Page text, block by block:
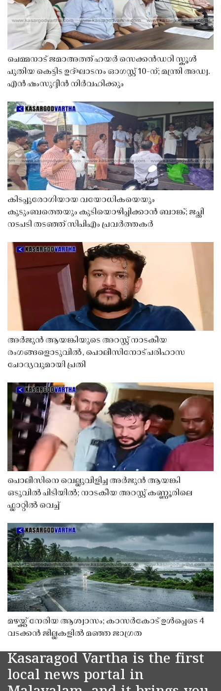
ചെമ്മനാട് ജമാഅത്ത് ഹയർ സെക്കൻഡറി സ്കൂൾ
പുതിയ കെട്ടിട ഉദ്ഘാടനം ഓഗസ്റ്റ് 10-ന്; മന്ത്രി അഡ്വ.
എൻ ഷംസുദ്ദീൻ നിർവഹിക്കും
കിടപ്പുരോഗിയായ വയോധികയെയും
കുടുംബത്തെയും കുടിയൊഴിപ്പിക്കാൻ ബാങ്ക്; ജപ്തി
നടപടി തടഞ്ഞ് സിപിഎം പ്രവർത്തകർ
അർജുൻ ആയങ്കിയുടെ അറസ്റ്റ് നാടകീയ
രംഗങ്ങളൊടുവിൽ, പൊലീസിനോട് പരിഹാസ
ചോദ്യവുമായി പ്രതി
പൊലീസിനെ വെല്ലുവിളിച്ച അർജുൻ ആയങ്കി
ഒടുവിൽ പിടിയിൽ; നാടകീയ അറസ്റ്റ് കണ്ണൂരിലെ
ഫ്ലാറ്റിൽ വെച്ച്
മഴയ്ക്ക് നേരിയ ആശ്വാസം; കാസർകോട് ഉൾപ്പെടെ 4
വടക്കൻ ജില്ലകളിൽ മഞ്ഞ ജാഗ്രത
Kasaragod Vartha is the first
local news portal in